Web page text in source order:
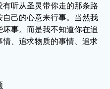
听从圣灵带你走的那条路
己的心意来行事。当然我
事。而是我不知道你在追
、追求物质的事情、追求